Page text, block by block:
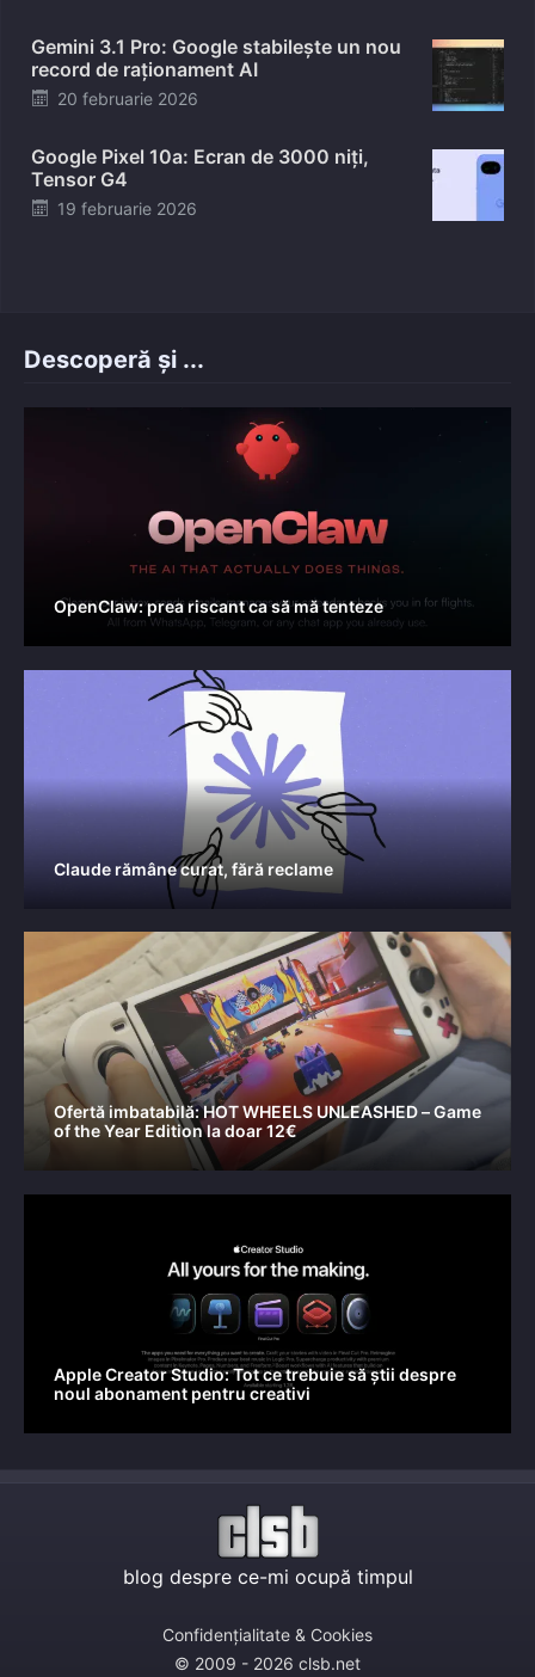
Gemini 3.1 Pro: Google stabilește un nou
record de raționament AI
Posted
20 februarie 2026
Google Pixel 10a: Ecran de 3000 niți,
Tensor G4
Posted
19 februarie 2026
Descoperă și ...
OpenClaw: prea riscant ca să mă tenteze
Claude rămâne curat, fără reclame
Ofertă imbatabilă: HOT WHEELS UNLEASHED – Game
of the Year Edition la doar 12€
Apple Creator Studio: Tot ce trebuie să știi despre
noul abonament pentru creativi
blog despre ce-mi ocupă timpul
Confidențialitate & Cookies
© 2009 - 2026 clsb.net